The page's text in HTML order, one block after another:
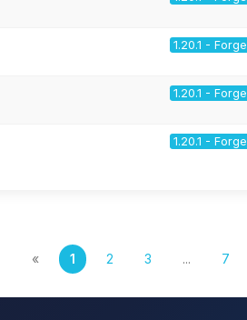
1.20.1 - Forge
1.20.1 - Forge
1.20.1 - Forge
« 1 2 3 ... 7